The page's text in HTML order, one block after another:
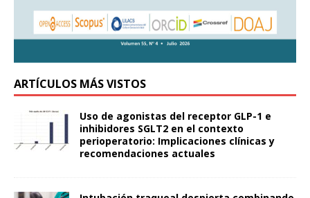
ARTÍCULOS MÁS VISTOS
Uso de agonistas del receptor GLP-1 e
inhibidores SGLT2 en el contexto
perioperatorio: Implicaciones clínicas y
recomendaciones actuales